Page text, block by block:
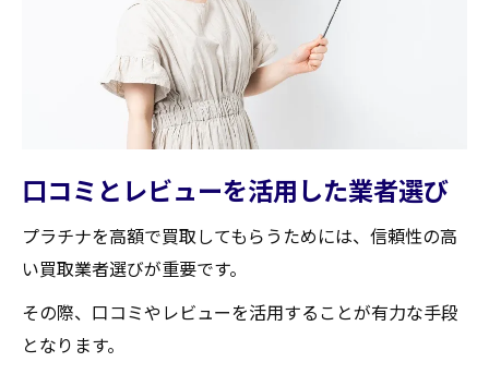
口コミとレビューを活用した業者選び
プラチナを高額で買取してもらうためには、信頼性の高
い買取業者選びが重要です。
その際、口コミやレビューを活用することが有力な手段
となります。